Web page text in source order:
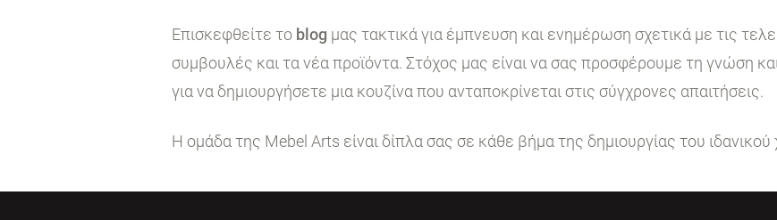
Επισκεφθείτε το blog μας τακτικά για έμπνευση και ενημέρωση σχετικά με τις
συμβουλές και τα νέα προϊόντα. Στόχος μας είναι να σας προσφέρουμε τη γνώση
για να δημιουργήσετε μια κουζίνα που ανταποκρίνεται στις σύγχρονες απαιτήσεις.
Η ομάδα της Mebel Arts είναι δίπλα σας σε κάθε βήμα της δημιουργίας του